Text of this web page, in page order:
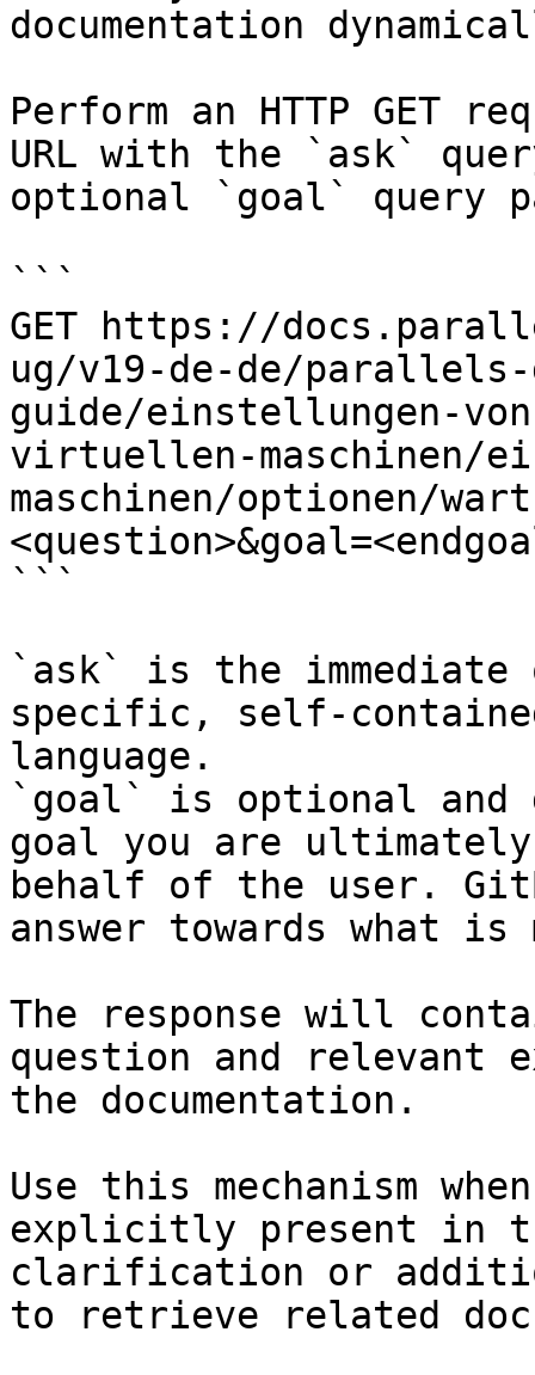
documentation
Perform an HTTP GET
URL with the `ask`
optional `goal` query
```
GET https://
ug/v19-de-de/
guide/einstellungen-
virtuellen-maschinen/
maschinen/optionen/
```
`ask` is the
specific, self-
language.
`goal` is optional and
goal you are
behalf of the user.
answer towards what
The response will
question and relevant
the documentation.
Use this mechanism
explicitly present in
clarification or